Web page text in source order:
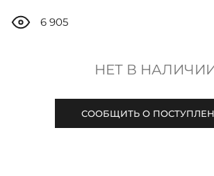
ТАБЛИЦА РАЗМЕРОВ
6 905
НЕТ В
СООБЩИТЬ О